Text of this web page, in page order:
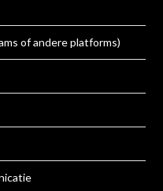
of andere platforms)